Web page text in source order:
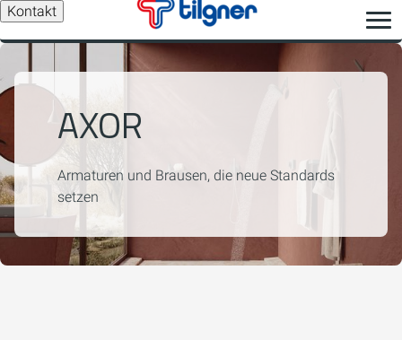
Kontakt
AXOR
Armaturen und Brausen, die neue Standards
setzen